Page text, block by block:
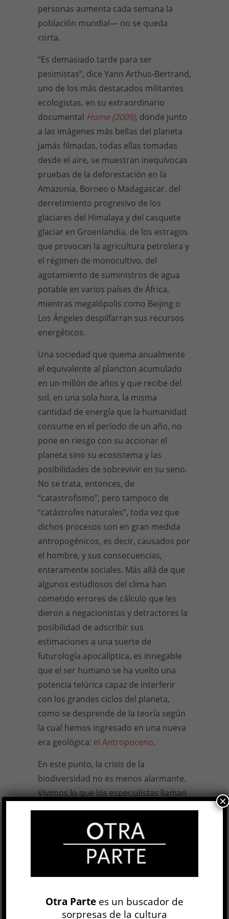
personas aumenta cada semana la
población mundial— no se queda
corta.
“Es demasiado tarde para ser
pesimistas”, dice Yann Arthus-Bertrand,
uno de los más destacados militantes
ecologistas, en su extraordinario
documental Home (2009), donde junto
a las imágenes más bellas del planeta
jamás filmadas, todas ellas tomadas
desde el aire, se muestran inequívocas
pruebas de la deforestación en la
Amazonia, Borneo o Madagascar, del
derretimiento progresivo de los
glaciares del Himalaya y del casquete
glaciar en Groenlandia, de los estragos
que provocan la agricultura petrolera y
el régimen de monocultivo, del
agotamiento de suministros de agua
potable en varios países de África,
mientras megalópolis como Beijing o
Los Ángeles despilfarran sus recursos
energéticos.
Una sociedad que quema anualmente
el equivalente al plancton acumulado
en un millón de años y que recibe del
sol, en una sola hora, la misma
cantidad de energía que la humanidad
consume en el período de un año, no
pone en riesgo con su accionar el
planeta sino su ecosistema y las
posibilidades de sobrevivir en su seno.
No se trata, entonces, de
“catastrofismo”, pero tampoco de
“catástrofes naturales”, toda vez que
dichos procesos son en gran medida
antropogénicos, es decir, causados por
el hombre, y sus consecuencias,
enteramente sociales. Más allá de que
algunos estudiosos del clima han
cometido errores de cálculo que les
dieron a negacionistas y detractores la
posibilidad de adscribir sus
estimaciones a una suerte de
futurología apocalíptica, es innegable
que el ser humano se ha vuelto una
potencia telúrica capaz de interferir
con los grandes ciclos del planeta,
como se desprende de la teoría según
la cual hemos ingresado en una nueva
era geológica: el Antropoceno.
En este punto, la crisis de la
biodiversidad no es menos alarmante.
Vivimos lo que los especialistas llaman
consecuencia directa de la polución, la
ruptura de los ecosistemas, la
sobreexplotación de los hábitats
naturales y el cambio climático. “Hoy
somos responsables de la sexta mayor
más importante después de la
Otra Partees un buscador de
sorpresas de la cultura
×